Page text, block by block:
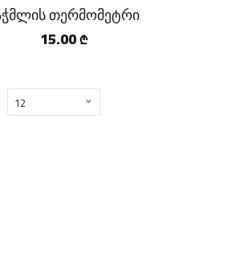
თერმომეტრი
15.00 ₾
12